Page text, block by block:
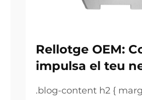
Rellotge OEM:
impulsa el teu
.blog-content h2 {